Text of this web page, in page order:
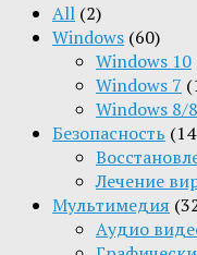
All (2)
Windows (60)
Windows 10
Windows 7
Windows 8/
Безопасность
Лечение
Мультимедия
Aудио